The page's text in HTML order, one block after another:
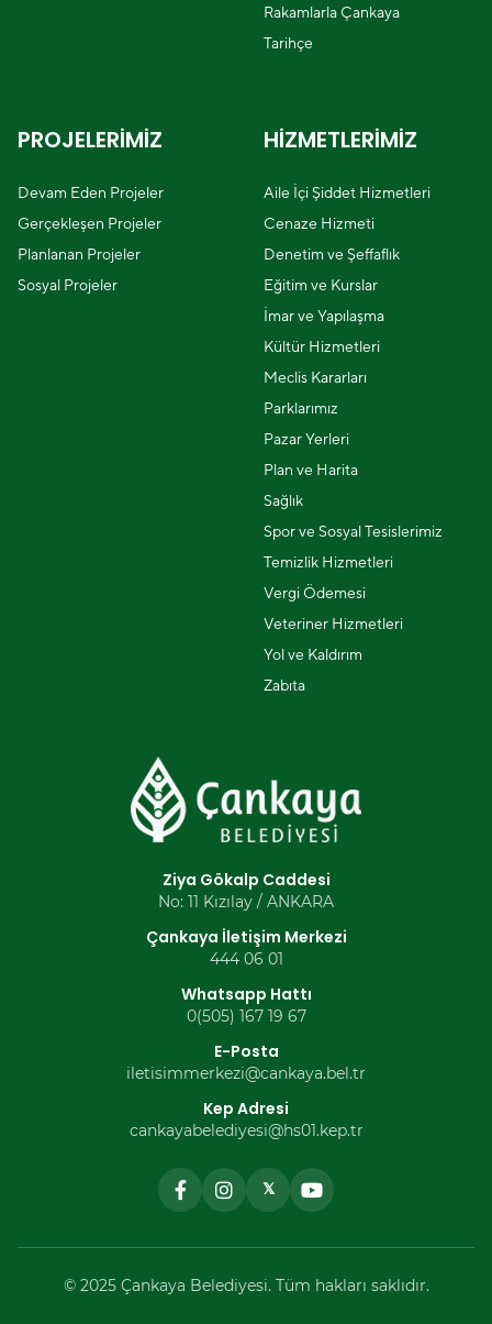
Rakamlarla Çankaya
Tarihçe
PROJELERİMİZ
Devam Eden Projeler
Gerçekleşen Projeler
Planlanan Projeler
Sosyal Projeler
HİZMETLERİMİZ
Aile İçi Şiddet Hizmetleri
Cenaze Hizmeti
Denetim ve Şeffaflık
Eğitim ve Kurslar
İmar ve Yapılaşma
Kültür Hizmetleri
Meclis Kararları
Parklarımız
Pazar Yerleri
Plan ve Harita
Sağlık
Spor ve Sosyal Tesislerimiz
Temizlik Hizmetleri
Vergi Ödemesi
Veteriner Hizmetleri
Yol ve Kaldırım
Zabıta
Ziya Gökalp Caddesi
No: 11 Kızılay / ANKARA
Çankaya İletişim Merkezi
444 06 01
Whatsapp Hattı
0(505) 167 19 67
E-Posta
iletisimmerkezi@cankaya.bel.tr
Kep Adresi
cankayabelediyesi@hs01.kep.tr
𝕏
© 2025 Çankaya Belediyesi. Tüm hakları saklıdır.